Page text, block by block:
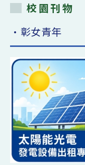
校園刊物
•彰女青年